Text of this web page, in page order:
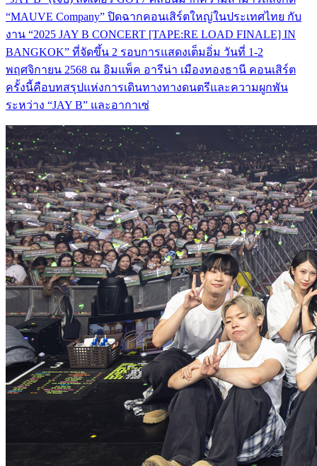
“MAUVE Company” ปิดฉากคอนเสิร์ตใหญ่ในประเทศไทย กับ
งาน “2025 JAY B CONCERT [TAPE:RE LOAD FINALE] IN
BANGKOK” ที่จัดขึ้น 2 รอบการแสดงเต็มอิ่ม วันที่ 1-2
พฤศจิกายน 2568 ณ อิมแพ็ค อารีน่า เมืองทองธานี คอนเสิร์ต
ครั้งนี้คือบทสรุปแห่งการเดินทางทางดนตรีและความผูกพัน
ระหว่าง “JAY B” และอากาเซ่